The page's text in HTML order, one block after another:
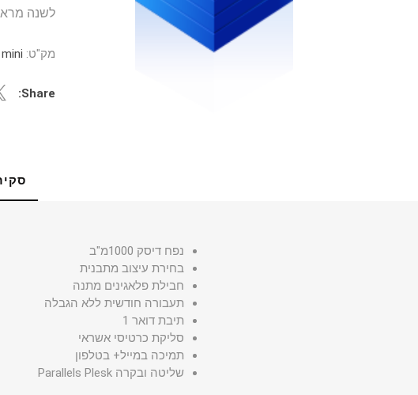
לשנה
מק"ט: mini
Share:
נפח דיסק 1000מ"ב
בחירת עיצוב מתבנית
חבילת פלאגינים מתנה
תעבורה חודשית ללא הגבלה
תיבת דואר 1
סליקת כרטיסי אשראי
תמיכה במייל+ בטלפון
שליטה ובקרה Parallels Plesk